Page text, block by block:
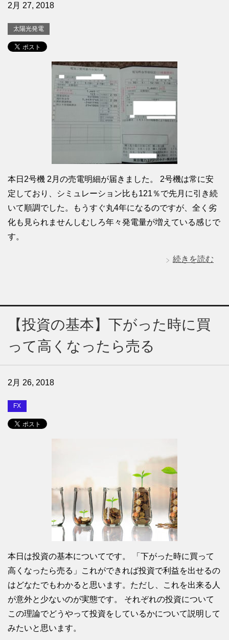
2月 27, 2018
太陽光発電
本日2号機 2月の売電明細が届きました。 2号機は常に安
定しており、シミュレーション比も121％で先月に引き続
いて順調でした。もうすぐ丸4年になるのですが、全く劣
化も見られませんしむしろ年々発電量が増えている感じで
す。
続きを読む
【投資の基本】下がった時に買
って高くなったら売る
2月 26, 2018
FX
本日は投資の基本についてです。 「下がった時に買って
高くなったら売る」これができれば投資で利益を出せるの
はどなたでもわかると思います。ただし、これを出来る人
が意外と少ないのが実態です。 それぞれの投資について
この理論でどうやって投資をしているかについて説明して
みたいと思います。